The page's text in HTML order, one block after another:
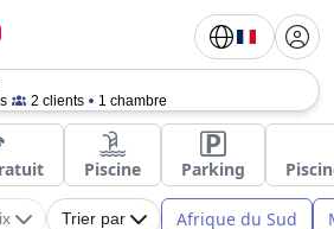
2 clients 1 chambre
Piscine Parking
Trier par Afrique du Sud